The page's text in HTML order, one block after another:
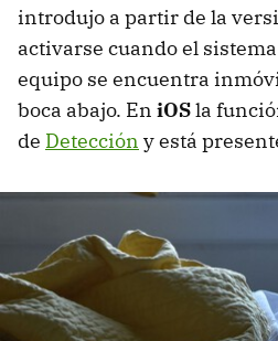
introdujo a partir de la
activarse cuando el
equipo se encuentra
boca abajo. En iOSla
de Detección y está